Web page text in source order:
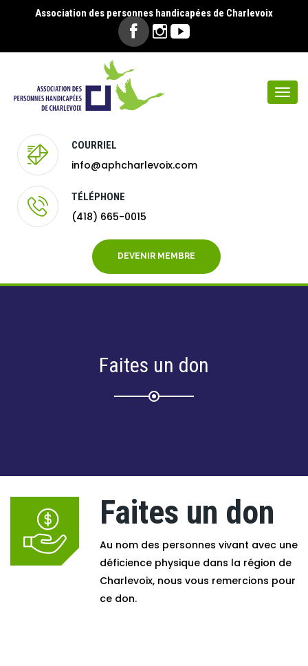
Association des personnes handicapées de Charlevoix
COURRIEL
info@aphcharlevoix.com
TÉLÉPHONE
(418) 665-0015
DEVENIR MEMBRE
Faites un don
Faites un don
Au nom des personnes vivant avec une
déficience physique dans la région de
Charlevoix, nous vous remercions pour
ce don.